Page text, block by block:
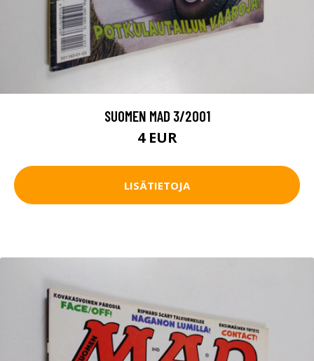
SUOMEN MAD 3/2001
4 EUR
LISÄTIETOJA